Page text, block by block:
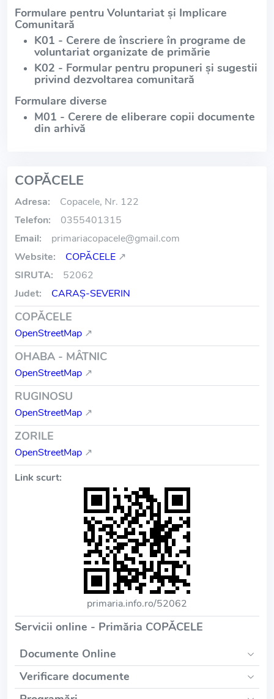
Formulare pentru Voluntariat și Implicare
Comunitară
K01 - Cerere de înscriere în programe de
voluntariat organizate de primărie
K02 - Formular pentru propuneri și sugestii
privind dezvoltarea comunitară
Formulare diverse
M01 - Cerere de eliberare copii documente
din arhivă
COPĂCELE
Adresa:
Copacele, Nr. 122
Telefon:
0355401315
Email:
primariacopacele@gmail.com
Website:
COPĂCELE ↗
SIRUTA:
52062
Judet:
CARAŞ-SEVERIN
COPĂCELE
OpenStreetMap ↗
OHABA - MÂTNIC
OpenStreetMap ↗
RUGINOSU
OpenStreetMap ↗
ZORILE
OpenStreetMap ↗
Link scurt:
primaria.info.ro/52062
Servicii online - Primăria COPĂCELE
Documente Online
Verificare documente